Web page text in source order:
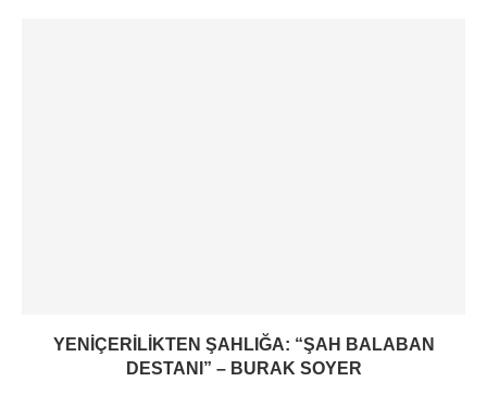
YENIÇERILIKTEN ŞAHLIĞA: “ŞAH BALABAN
DESTANI” – BURAK SOYER